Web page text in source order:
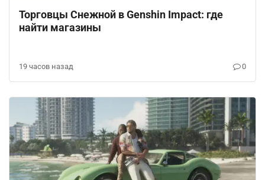
Торговцы Снежной в Genshin Impact: где
найти магазины
19 часов назад 0